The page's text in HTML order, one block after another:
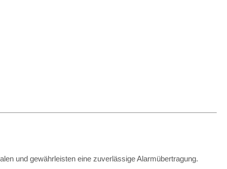
und gewährleisten eine zuverlässige Alarmübertragung.